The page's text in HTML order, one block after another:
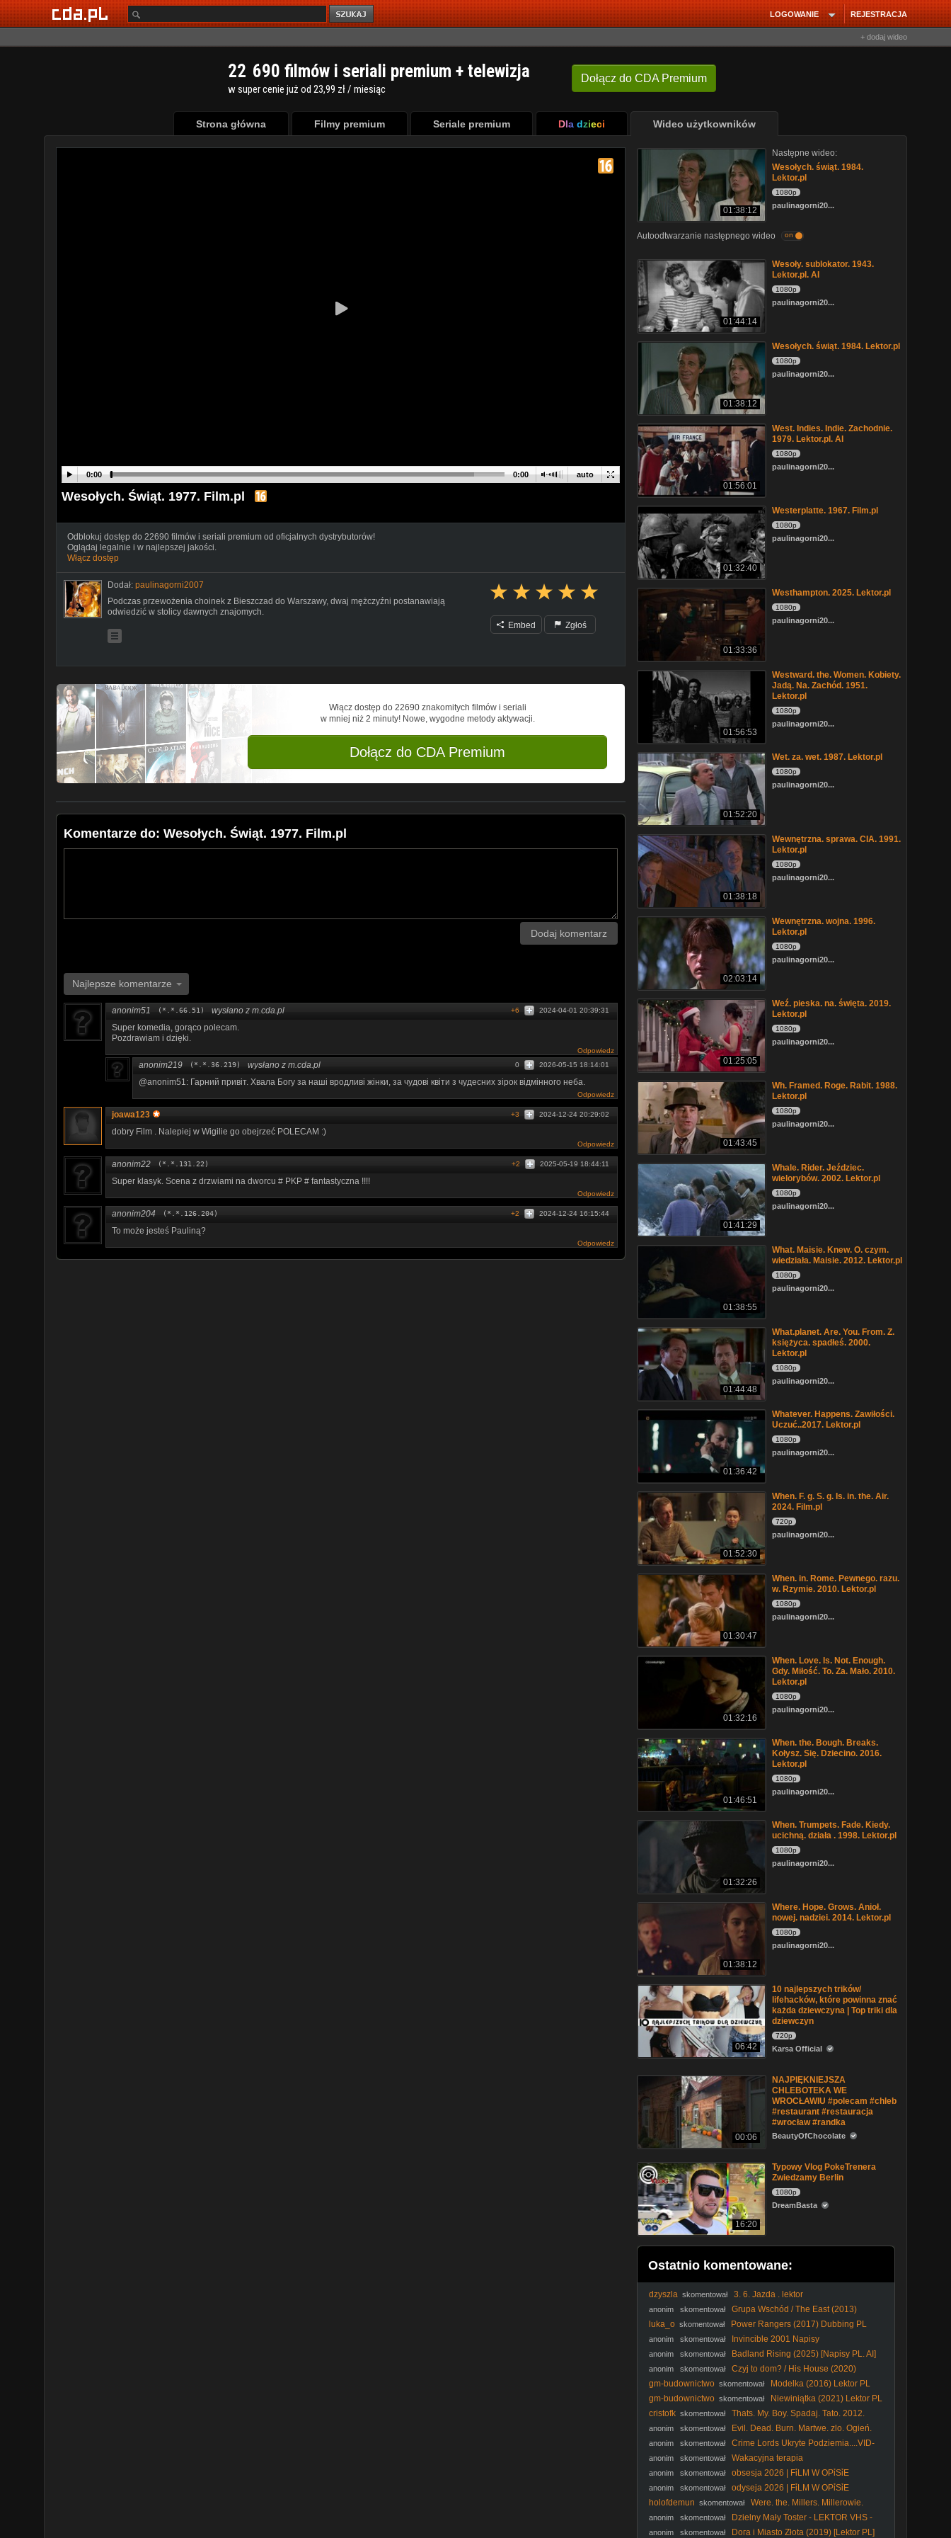
REJESTRACJA
LOGOWANIE
+ dodaj wideo
Dołącz do CDA Premium
22 690 filmów i seriali premium + telewizja
w super cenie już od 23,99 zł / miesiąc
Strona główna Filmy premium Seriale premium Dla dzieci Wideo użytkowników
auto
0:00 0:00
Wesołych. Świąt. 1977. Film.pl
Odblokuj dostęp do 22690 filmów i seriali premium od oficjalnych dystrybutorów!
Oglądaj legalnie i w najlepszej jakości.
Włącz dostęp
Dodał: paulinagorni2007
Podczas przewożenia choinek z Bieszczad do Warszawy, dwaj mężczyźni postanawiają
odwiedzić w stolicy dawnych znajomych.
Embed
Zgłoś
Włącz dostęp do 22690 znakomitych filmów i seriali
w mniej niż 2 minuty! Nowe, wygodne metody aktywacji.
Dołącz do CDA Premium
Komentarze do: Wesołych. Świąt. 1977. Film.pl
Dodaj komentarz
Najlepsze komentarze
anonim51 (*.*.66.51) wysłano z m.cda.pl 2024-04-01 20:39:31
+6
Super komedia, gorąco polecam.
Pozdrawiam i dzięki.
Odpowiedz
anonim219 (*.*.36.219) wysłano z m.cda.pl 2026-05-15 18:14:01
0
@anonim51: Гарний привіт. Хвала Богу за наші вродливі жінки, за чудові квіти з чудесних зірок відмінного неба.
Odpowiedz
joawa123 2024-12-24 20:29:02
+3
dobry Film . Nalepiej w Wigilie go obejrzeć POLECAM :)
Odpowiedz
anonim22 (*.*.131.22) 2025-05-19 18:44:11
+2
Super klasyk. Scena z drzwiami na dworcu # PKP # fantastyczna !!!!
Odpowiedz
anonim204 (*.*.126.204) 2024-12-24 16:15:44
+2
To może jesteś Pauliną?
Odpowiedz
01:38:12
Następne wideo:
Wesołych. świąt. 1984.
Lektor.pl
1080p
paulinagorni20...
Autoodtwarzanie następnego wideo on
01:44:14
Wesoły. sublokator. 1943.
Lektor.pl. AI
1080p
paulinagorni20...
01:38:12
Wesołych. świąt. 1984. Lektor.pl
1080p
paulinagorni20...
01:56:01
West. Indies. Indie. Zachodnie.
1979. Lektor.pl. AI
1080p
paulinagorni20...
01:32:40
Westerplatte. 1967. Film.pl
1080p
paulinagorni20...
01:33:36
Westhampton. 2025. Lektor.pl
1080p
paulinagorni20...
01:56:53
Westward. the. Women. Kobiety.
Jadą. Na. Zachód. 1951.
Lektor.pl
1080p
paulinagorni20...
01:52:20
Wet. za. wet. 1987. Lektor.pl
1080p
paulinagorni20...
01:38:18
Wewnętrzna. sprawa. CIA. 1991.
Lektor.pl
1080p
paulinagorni20...
02:03:14
Wewnętrzna. wojna. 1996.
Lektor.pl
1080p
paulinagorni20...
01:25:05
Weź. pieska. na. święta. 2019.
Lektor.pl
1080p
paulinagorni20...
01:43:45
Wh. Framed. Roge. Rabit. 1988.
Lektor.pl
1080p
paulinagorni20...
01:41:29
Whale. Rider. Jeździec.
wielorybów. 2002. Lektor.pl
1080p
paulinagorni20...
01:38:55
What. Maisie. Knew. O. czym.
wiedziała. Maisie. 2012. Lektor.pl
1080p
paulinagorni20...
01:44:48
What.planet. Are. You. From. Z.
księżyca. spadłeś. 2000.
Lektor.pl
1080p
paulinagorni20...
01:36:42
Whatever. Happens. Zawiłości.
Uczuć..2017. Lektor.pl
1080p
paulinagorni20...
01:52:30
When. F. g. S. g. Is. in. the. Air.
2024. Film.pl
720p
paulinagorni20...
01:30:47
When. in. Rome. Pewnego. razu.
w. Rzymie. 2010. Lektor.pl
1080p
paulinagorni20...
01:32:16
When. Love. Is. Not. Enough.
Gdy. Miłość. To. Za. Mało. 2010.
Lektor.pl
1080p
paulinagorni20...
01:46:51
When. the. Bough. Breaks.
Kołysz. Się. Dziecino. 2016.
Lektor.pl
1080p
paulinagorni20...
01:32:26
When. Trumpets. Fade. Kiedy.
ucichną. działa . 1998. Lektor.pl
1080p
paulinagorni20...
01:38:12
Where. Hope. Grows. Anioł.
nowej. nadziei. 2014. Lektor.pl
1080p
paulinagorni20...
06:42
10 najlepszych trików/
lifehacków, które powinna znać
każda dziewczyna | Top triki dla
dziewczyn
720p
Karsa Official
00:06
NAJPIĘKNIEJSZA
CHLEBOTEKA WE
WROCŁAWIU #polecam #chleb
#restaurant #restauracja
#wrocław #randka
BeautyOfChocolate
16:20
Typowy Vlog PokeTrenera
Zwiedzamy Berlin
1080p
DreamBasta
Ostatnio komentowane:
dzyszla skomentował 3. 6. Jazda . lektor
anonim skomentował
Grupa Wschód / The East (2013)
[Lektor PL]
luka_o skomentował Power Rangers (2017) Dubbing PL
anonim skomentował Invincible 2001 Napisy
anonim skomentował Badland Rising (2025) [Napisy PL. AI]
anonim skomentował
Czyj to dom? / His House (2020)
[Lektor PL]
gm-budownictwo skomentował
Modelka (2016) Lektor PL
gm-budownictwo skomentował
Niewiniątka (2021) Lektor PL
cristofk skomentował
Thats. My. Boy. Spadaj. Tato. 2012.
Lektor.pl
anonim skomentował
Evil. Dead. Burn. Martwe. zlo. Ogień.
2026. Lektor.pl. AI
anonim skomentował
Crime Lords Ukryte Podziemia....VID-
1701141178071
anonim skomentował Wakacyjna terapia
anonim skomentował obsesja 2026 | FỉLM W OPỉSỉE
anonim skomentował
odyseja 2026 | FỉLM W OPỉSỉE
holofdemun skomentował
Were. the. Millers. Millerowie.
2013. Lektor.pl
anonim skomentował
Dzielny Mały Toster - LEKTOR VHS -
35mm skan
anonim skomentował Doгa i Miasto Złota (2019) [Lektor PL]